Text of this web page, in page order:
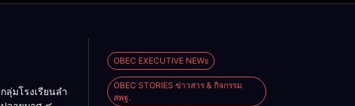
กลุ่มโรงเรียนลำ
OBEC EXECUTIVE NEWs
OBEC STORIES ข่าวสาร & กิจกรรม
สพฐ.